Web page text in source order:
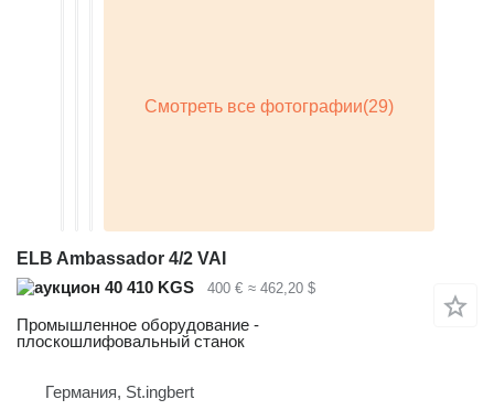
ELB Ambassador 4/2 VAI
40 410 KGS
400 € ≈ 462,20 $
Промышленное оборудование -
плоскошлифовальный станок
Германия, St.ingbert